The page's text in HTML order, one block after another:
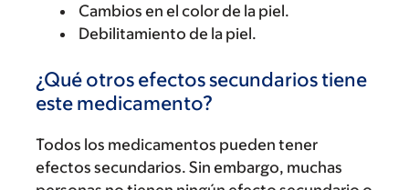
Cambios en el color de la piel.
Debilitamiento de la piel.
¿Qué otros efectos secundarios tiene
este medicamento?
Todos los medicamentos pueden tener
efectos secundarios. Sin embargo, muchas